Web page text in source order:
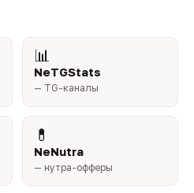
📊
NeTGStats
— TG-каналы
💊
NeNutra
— нутра-офферы